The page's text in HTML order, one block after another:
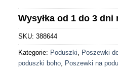
Wysyłka od 1 do 3 dni
SKU: 388644
Kategorie: Poduszki, Poszewki
poduszki boho, Poszewki na